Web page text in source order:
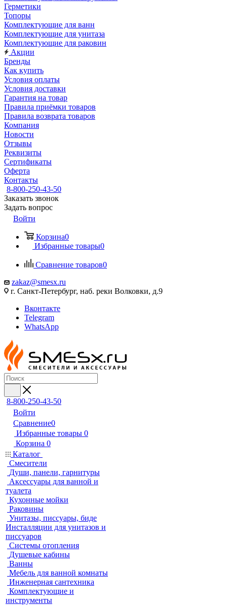
Герметики
Топоры
Комплектующие для ванн
Комплектующие для унитаза
Комплектующие для раковин
Акции
Бренды
Как купить
Условия оплаты
Условия доставки
Гарантия на товар
Правила приёмки товаров
Правила возврата товаров
Компания
Новости
Отзывы
Реквизиты
Сертификаты
Оферта
Контакты
8-800-250-43-50
Заказать звонок
Задать вопрос
Войти
Корзина0
Избранные товары0
Сравнение товаров0
zakaz@smesx.ru
г. Санкт-Петербург, наб. реки Волковки, д.9
Вконтакте
Telegram
WhatsApp
8-800-250-43-50
Войти
Сравнение0
Избранные товары 0
Корзина 0
Каталог
Смесители
Души, панели, гарнитуры
Аксессуары для ванной и
туалета
Кухонные мойки
Раковины
Унитазы, писсуары, биде
Инсталляции для унитазов и
писсуаров
Системы отопления
Душевые кабины
Ванны
Мебель для ванной комнаты
Инженерная сантехника
Комплектующие и
инструменты